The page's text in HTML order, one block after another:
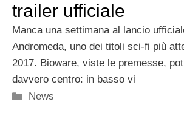
trailer ufficiale
Manca una settimana al lancio
Andromeda, uno dei titoli sci-fi più
2017. Bioware, viste le premesse,
davvero centro: in basso vi
Categorie
News